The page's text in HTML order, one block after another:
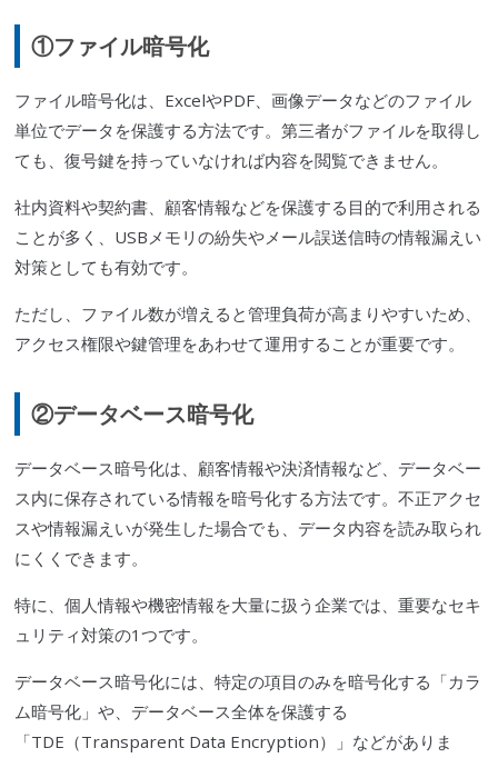
①ファイル暗号化
ファイル暗号化は、ExcelやPDF、画像データなどのファイル
単位でデータを保護する方法です。第三者がファイルを取得し
ても、復号鍵を持っていなければ内容を閲覧できません。
社内資料や契約書、顧客情報などを保護する目的で利用される
ことが多く、USBメモリの紛失やメール誤送信時の情報漏えい
対策としても有効です。
ただし、ファイル数が増えると管理負荷が高まりやすいため、
アクセス権限や鍵管理をあわせて運用することが重要です。
②データベース暗号化
データベース暗号化は、顧客情報や決済情報など、データベー
ス内に保存されている情報を暗号化する方法です。不正アクセ
スや情報漏えいが発生した場合でも、データ内容を読み取られ
にくくできます。
特に、個人情報や機密情報を大量に扱う企業では、重要なセキ
ュリティ対策の1つです。
データベース暗号化には、特定の項目のみを暗号化する「カラ
ム暗号化」や、データベース全体を保護する
「TDE（Transparent Data Encryption）」などがありま